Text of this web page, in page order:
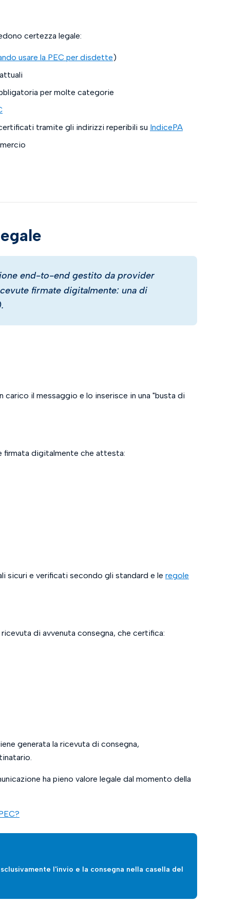
certezza legale:
usare la PEC per disdette)
per molte categorie
tramite gli indirizzi reperibili su IndicePA
end-to-end gestito da provider
firmate digitalmente: una di
carico il messaggio e lo inserisce in una "busta di
digitalmente che attesta:
sicuri e verificati secondo gli standard e le regole
di avvenuta consegna, che certifica:
generata la ricevuta di consegna,
ha pieno valore legale dal momento della
l'invio e la consegna nella casella del